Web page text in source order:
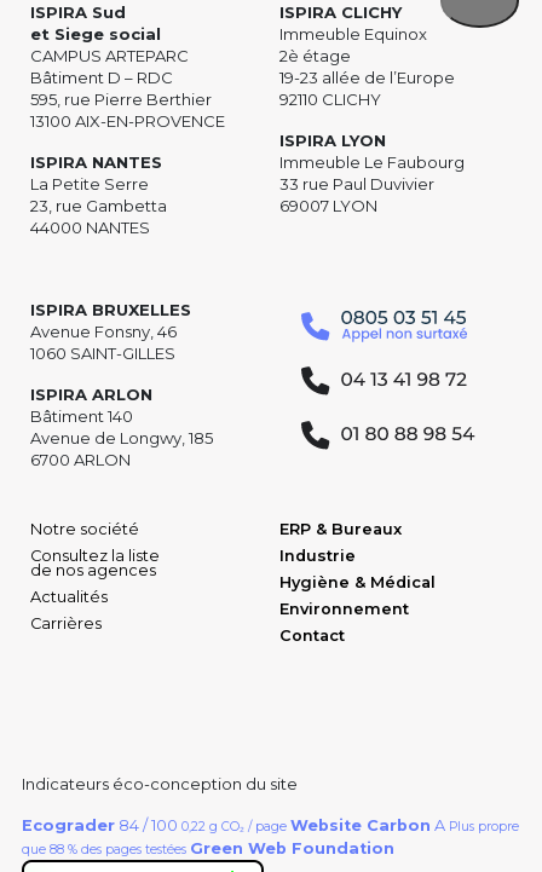
ISPIRA Sud
et Siege social
CAMPUS ARTEPARC
Bâtiment D – RDC
595, rue Pierre Berthier
13100 AIX-EN-PROVENCE
ISPIRA NANTES
La Petite Serre
23, rue Gambetta
44000 NANTES
ISPIRA CLICHY
Immeuble Equinox
2è étage
19-23 allée de l’Europe
92110 CLICHY
ISPIRA LYON
Immeuble Le Faubourg
33 rue Paul Duvivier
69007 LYON
ISPIRA BRUXELLES
Avenue Fonsny, 46
1060 SAINT-GILLES
ISPIRA ARLON
Bâtiment 140
Avenue de Longwy, 185
6700 ARLON
Notre société
Consultez la liste
de nos agences
Actualités
Carrières
ERP & Bureaux
Industrie
Hygiène & Médical
Environnement
Contact
Indicateurs éco-conception du site
Ecograder 84 / 100 0,22 g CO₂ / page Website Carbon A Plus propre
que 88 % des pages testées Green Web Foundation